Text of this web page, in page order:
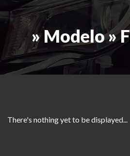
» Modelo »
There's nothing yet to be displayed...